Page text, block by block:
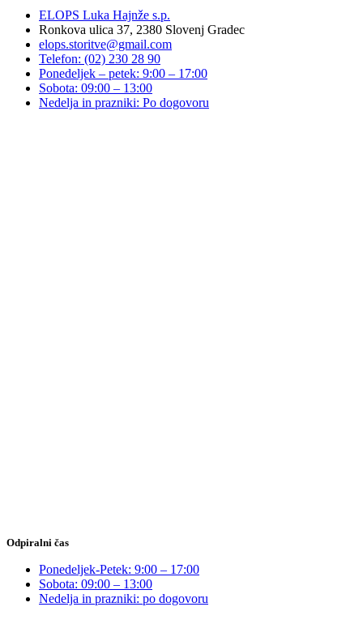
ELOPS Luka Hajnže s.p.
Ronkova ulica 37, 2380 Slovenj Gradec
elops.storitve@gmail.com
Telefon: (02) 230 28 90
Ponedeljek – petek: 9:00 – 17:00
Sobota: 09:00 – 13:00
Nedelja in prazniki: Po dogovoru
Odpiralni čas
Ponedeljek-Petek: 9:00 – 17:00
Sobota: 09:00 – 13:00
Nedelja in prazniki: po dogovoru